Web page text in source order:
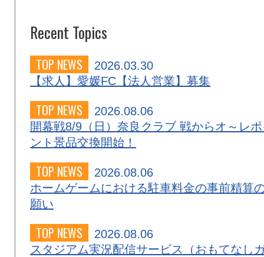
Recent Topics
TOP NEWS
2026.03.30
【求人】愛媛FC【法人営業】募集
TOP NEWS
2026.08.06
開幕戦8/9（日）奈良クラブ 戦からオ～レ
ント景品交換開始！
TOP NEWS
2026.08.06
ホームゲームにおける駐車料金の事前精算
願い
TOP NEWS
2026.08.06
スタジアム実況配信サービス（おもてなし